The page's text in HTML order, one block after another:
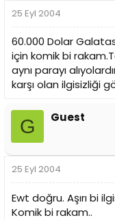
25 Eyl 2004
60.000 Dolar
için komik bi
aynı parayı
karşı olan ilgisizliği
G Guest
25 Eyl 2004
Ewt doğru. Aşırı bi
Komik bi rakam..